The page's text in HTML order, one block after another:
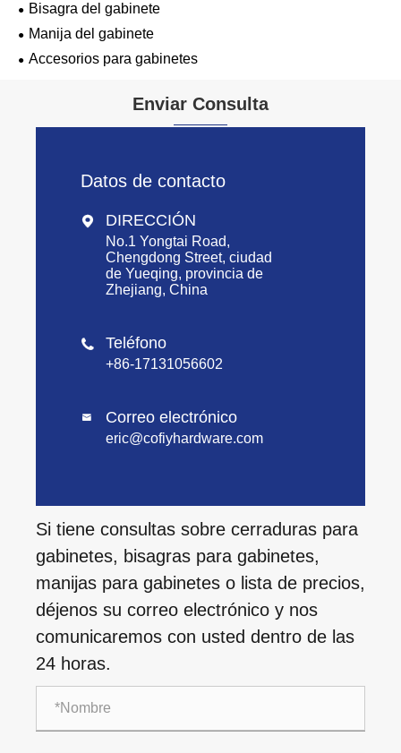
Bisagra del gabinete
Manija del gabinete
Accesorios para gabinetes
Enviar Consulta
Datos de contacto
 DIRECCIÓN
No.1 Yongtai Road,
Chengdong Street, ciudad
de Yueqing, provincia de
Zhejiang, China
 Teléfono
+86-17131056602
 Correo electrónico
eric@cofiyhardware.com
Si tiene consultas sobre cerraduras para
gabinetes, bisagras para gabinetes,
manijas para gabinetes o lista de precios,
déjenos su correo electrónico y nos
comunicaremos con usted dentro de las
24 horas.